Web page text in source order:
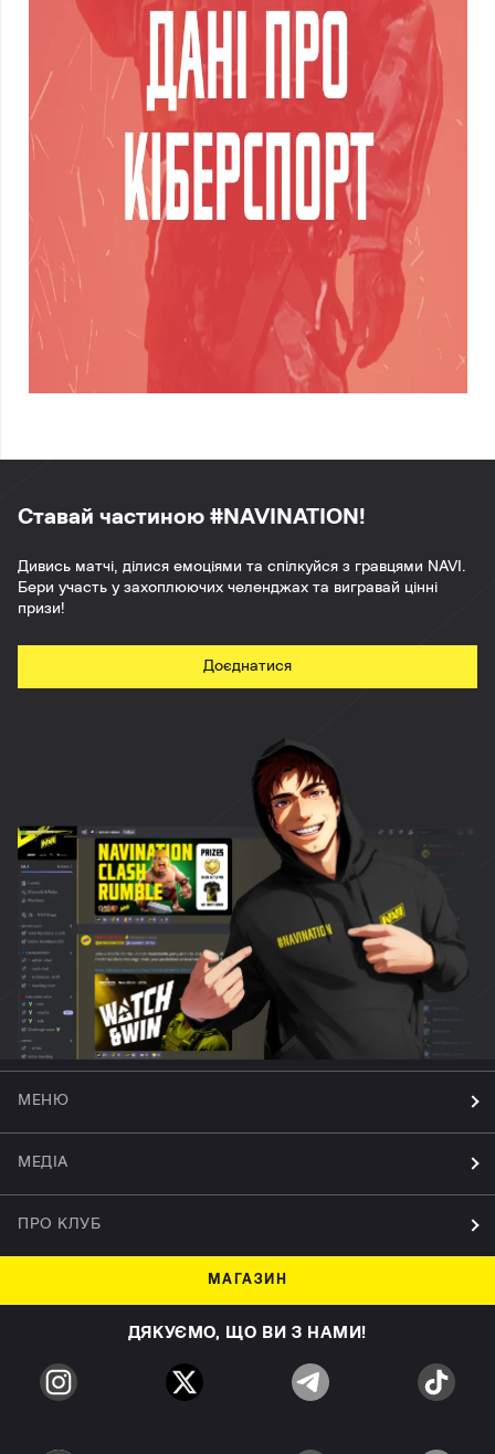
Ставай частиною #NAVINATION!
Дивись матчі, ділися емоціями та спілкуйся з гравцями NAVI.
Бери участь у захоплюючих челенджах та вигравай цінні
призи!
Доєднатися
МЕНЮ
МЕДІА
ПРО КЛУБ
МАГАЗИН
ДЯКУЄМО, ЩО ВИ З НАМИ!